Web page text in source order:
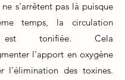
ne s'arrêtent pas là puisque
temps, la circulation
est tonifiée. Cela
l'apport en oxygène
l'élimination des toxines.